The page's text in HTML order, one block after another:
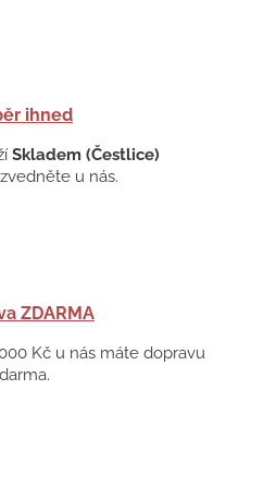
ihned
Skladem (Čestlice)
u nás.
ZDARMA
Kč u nás máte dopravu